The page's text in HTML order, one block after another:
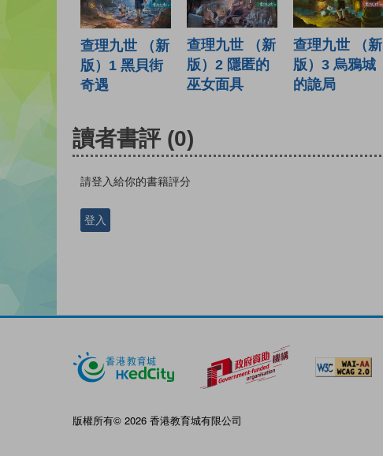
查理九世 （新
版）1 黑貝街
奇遇
查理九世 （新
版）2 隱匿的
巫女面具
查理九世 （新
版）3 烏鴉城
的詭局
讀者書評 (0)
請登入給你的書籍評分
登入
版權所有© 2026 香港教育城有限公司